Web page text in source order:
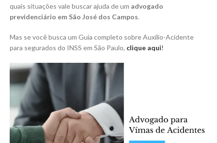
quais situações vale buscar ajuda de um advogado
previdenciário em São José dos Campos.
Mas se você busca um Guia completo sobre Auxílio-Acidente
para segurados do INSS em São Paulo, clique aqui!